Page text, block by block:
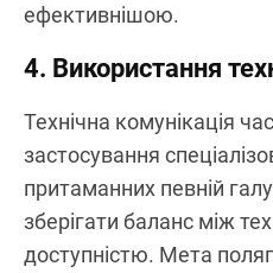
ефективнішою.
4. Використання
Технічна комунікація
застосування
притаманних певній
зберігати баланс між
доступністю. Мета